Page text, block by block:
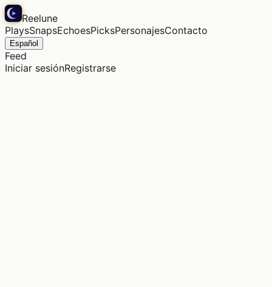
Reelune
PlaysSnapsEchoesPicksPersonajesContacto
Español
Feed
Iniciar sesiónRegistrarse